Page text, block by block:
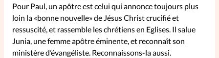
Pour Paul, un apôtre est celui qui annonce toujours plus
loin la «bonne nouvelle» de Jésus Christ crucifié et
ressuscité, et rassemble les chrétiens en Eglises. Il salue
Junia, une femme apôtre éminente, et reconnaît son
ministère d’évangéliste. Reconnaissons-la aussi.